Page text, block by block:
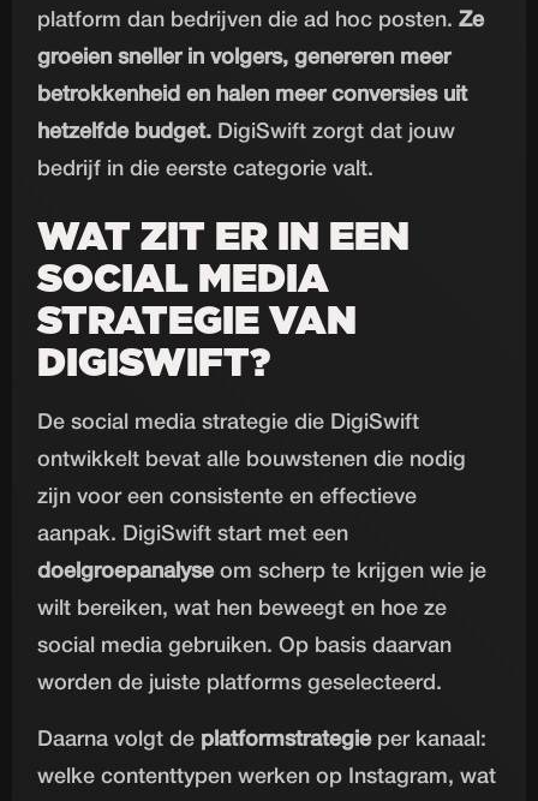
platform dan bedrijven die ad hoc posten.Ze
groeien sneller in volgers, genereren meer
betrokkenheid en halen meer conversies uit
hetzelfde budget. DigiSwift zorgt dat jouw
bedrijf in die eerste categorie valt.
WAT ZIT ER IN EEN
SOCIAL MEDIA
STRATEGIE VAN
DIGISWIFT?
De social media strategie die DigiSwift
ontwikkelt bevat alle bouwstenen die nodig
zijn voor een consistente en effectieve
aanpak. DigiSwift start met een
doelgroepanalyseom scherp te krijgen wie je
wilt bereiken, wat hen beweegt en hoe ze
social media gebruiken. Op basis daarvan
worden de juiste platforms geselecteerd.
Daarna volgt de platformstrategieper kanaal:
welke contenttypen werken op Instagram, wat